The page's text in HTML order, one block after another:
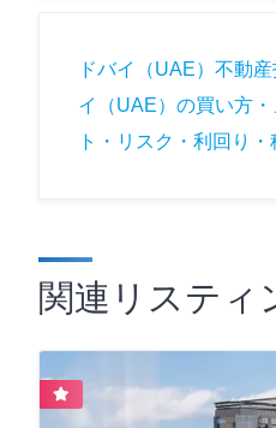
ドバイ（UAE）不動
イ（UAE）の買い方
ト・リスク・利回り
関連リスティ